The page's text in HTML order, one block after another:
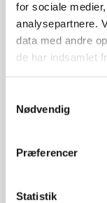
for sociale
analysepartnere.
data med andre
de har indsamlet
Nødvendig
Præferencer
Statistik
Frys resten
svinekød.
voksen) med